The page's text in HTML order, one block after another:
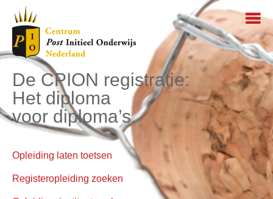
De CPION registratie:
Het diploma
voor diploma’s.
Opleiding laten toetsen
Registeropleiding zoeken